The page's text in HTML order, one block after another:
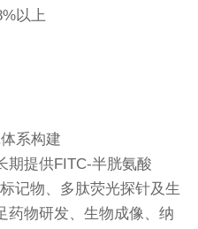
以上
系构建
期提供FITC-半胱氨酸
记物、多肽荧光探针及生
药物研发、生物成像、纳